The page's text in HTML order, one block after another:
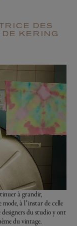
DES
KERING
à grandir,
à l’instar de celle
designers du studio y ont
du vintage.